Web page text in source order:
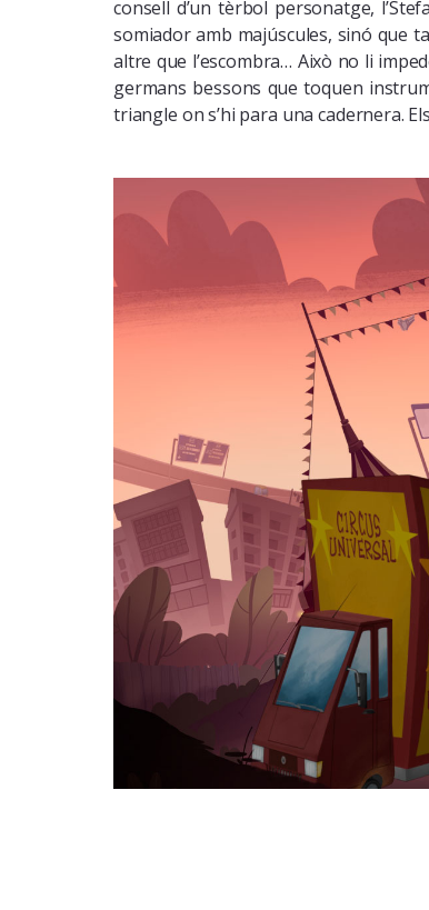
consell d’un tèrbol personatge,
somiador amb majúscules, sinó que
altre que l’escombra… Això no li
germans bessons que toquen
triangle on s’hi para una cadernera.